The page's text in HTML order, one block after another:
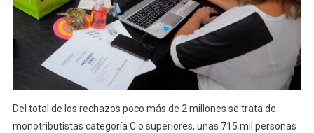
Del total de los rechazos poco más de 2 millones se trata de
monotributistas categoría C o superiores, unas 715 mil personas